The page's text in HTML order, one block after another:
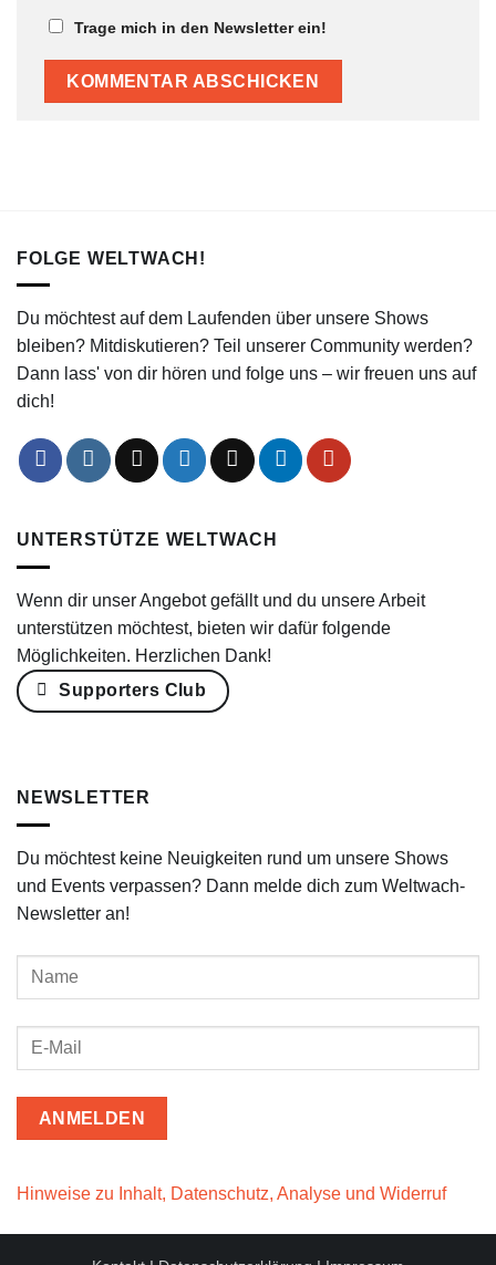
Trage mich in den Newsletter ein!
FOLGE WELTWACH!
Du möchtest auf dem Laufenden über unsere Shows
bleiben? Mitdiskutieren? Teil unserer Community werden?
Dann lass' von dir hören und folge uns – wir freuen uns auf
dich!
UNTERSTÜTZE WELTWACH
Wenn dir unser Angebot gefällt und du unsere Arbeit
unterstützen möchtest, bieten wir dafür folgende
Möglichkeiten. Herzlichen Dank!
Supporters Club
NEWSLETTER
Du möchtest keine Neuigkeiten rund um unsere Shows
und Events verpassen? Dann melde dich zum Weltwach-
Newsletter an!
Hinweise zu Inhalt, Datenschutz, Analyse und Widerruf